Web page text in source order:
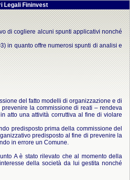
Legali Fininvest
di cogliere alcuni spunti applicativi nonché
in quanto offre numerosi spunti di analisi e
del fatto modelli di organizzazione e di
la commissione di reati – rendeva
atto una attività corruttiva al fine di violare
predisposto prima della commissione del
predisposto al fine di prevenire la
in errore un Comune.
A è stato rilevato che al momento della
della società da lui gestita nonché